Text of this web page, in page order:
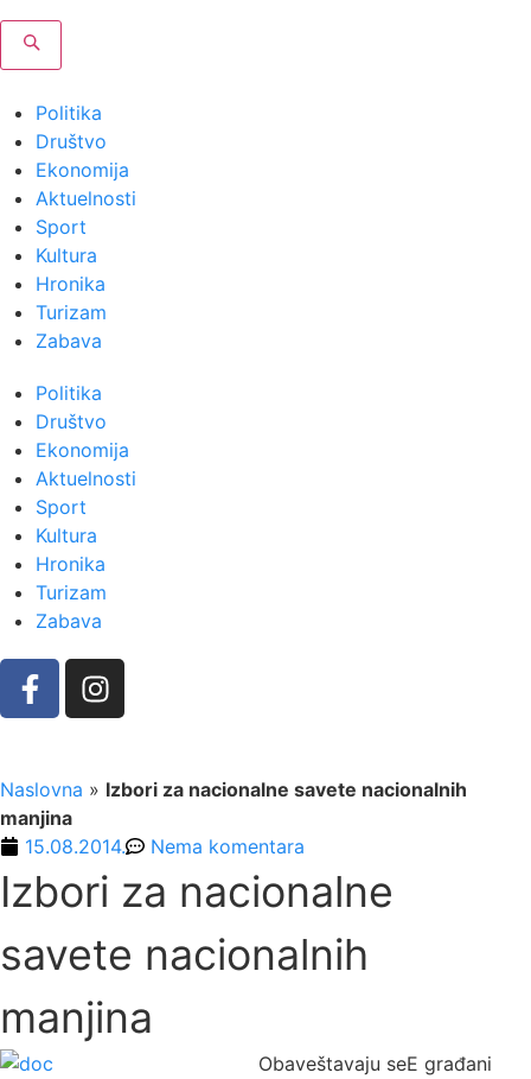
Politika
Društvo
Ekonomija
Aktuelnosti
Sport
Kultura
Hronika
Turizam
Zabava
Politika
Društvo
Ekonomija
Aktuelnosti
Sport
Kultura
Hronika
Turizam
Zabava
Naslovna » Izbori za nacionalne savete nacionalnih
manjina
15.08.2014.
Nema komentara
Izbori za nacionalne
savete nacionalnih
manjina
Obaveštavaju seE građani